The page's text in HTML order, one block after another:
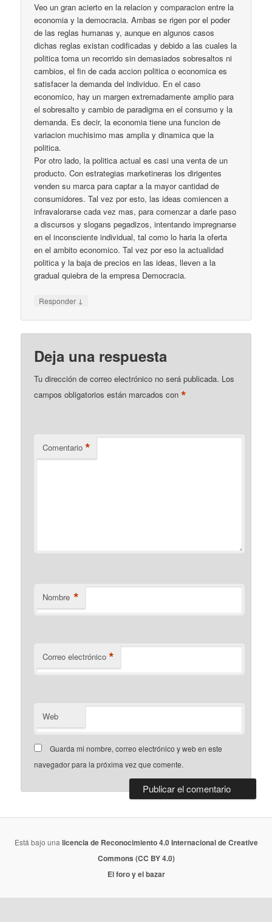
Veo un gran acierto en la relacion y comparacion entre la
economia y la democracia. Ambas se rigen por el poder
de las reglas humanas y, aunque en algunos casos
dichas reglas existan codificadas y debido a las cuales la
politica toma un recorrido sin demasiados sobresaltos ni
cambios, el fin de cada accion politica o economica es
satisfacer la demanda del individuo. En el caso
economico, hay un margen extremadamente amplio para
el sobresalto y cambio de paradigma en el consumo y la
demanda. Es decir, la economia tiene una funcion de
variacion muchisimo mas amplia y dinamica que la
politica.
Por otro lado, la politica actual es casi una venta de un
producto. Con estrategias marketineras los dirigentes
venden su marca para captar a la mayor cantidad de
consumidores. Tal vez por esto, las ideas comiencen a
infravalorarse cada vez mas, para comenzar a darle paso
a discursos y slogans pegadizos, intentando impregnarse
en el inconsciente individual, tal como lo haria la oferta
en el ambito economico. Tal vez por eso la actualidad
politica y la baja de precios en las ideas, lleven a la
gradual quiebra de la empresa Democracia.
Responder ↓
Deja una respuesta
Tu dirección de correo electrónico no será publicada. Los
campos obligatorios están marcados con*
Comentario *
Nombre *
Correo electrónico *
Web
Guarda mi nombre, correo electrónico y web en este
navegador para la próxima vez que comente.
Está bajo una licencia de Reconocimiento 4.0 Internacional de Creative
Commons (CC BY 4.0)
El foro y el bazar